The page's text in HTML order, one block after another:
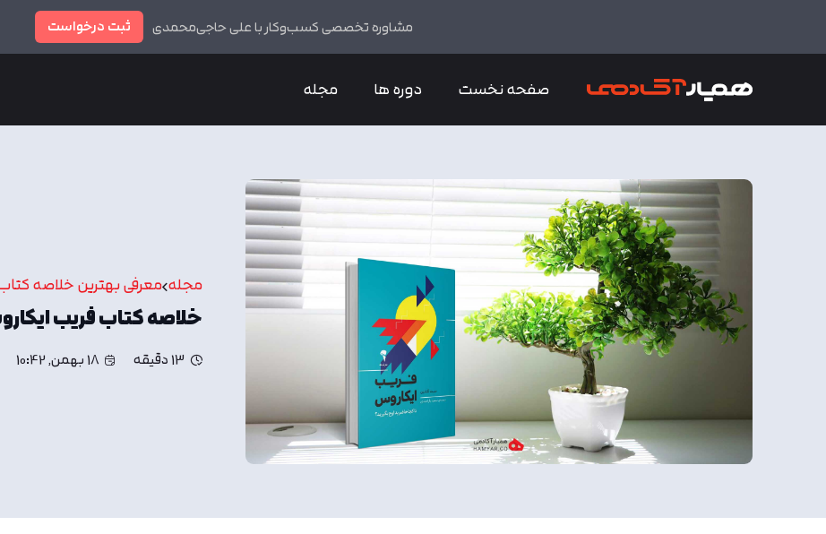
مشاوره تخصصی کسب‌وکار با علی حاجی‌محمدی ثبت درخواست
صفحه نخست دوره ها مجله
مجله معرفی بهترین خلاصه
خلاصه کتاب فریب
13 دقیقه 18 بهمن, 10:42